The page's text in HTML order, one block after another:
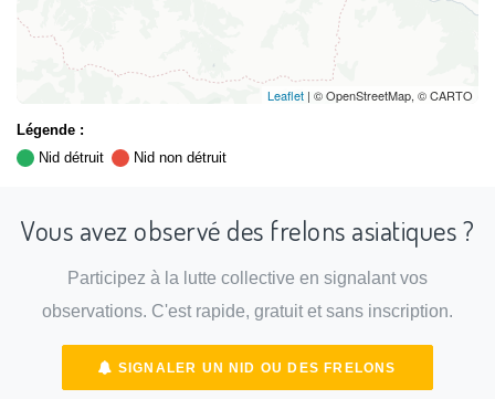
Leaflet | © OpenStreetMap, © CARTO
Légende :
Nid détruit
Nid non détruit
Vous avez observé des frelons asiatiques ?
Participez à la lutte collective en signalant vos
observations. C'est rapide, gratuit et sans inscription.
SIGNALER UN NID OU DES FRELONS